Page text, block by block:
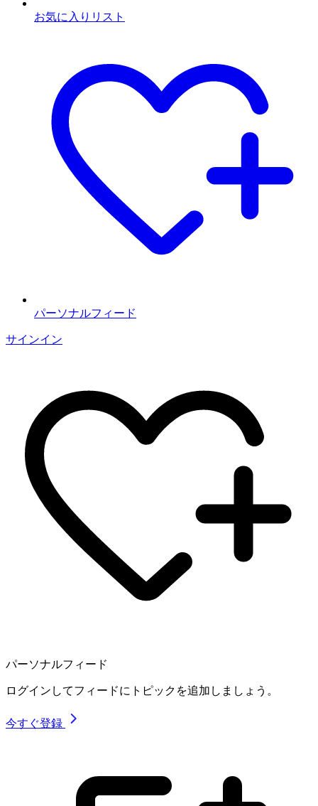
お気に入りリスト
パーソナルフィード
サインイン
パーソナルフィード
ログインしてフィードにトピックを追加しましょう。
今すぐ登録